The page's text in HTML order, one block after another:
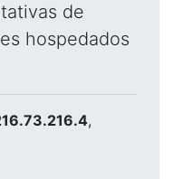
de
hospedados
,